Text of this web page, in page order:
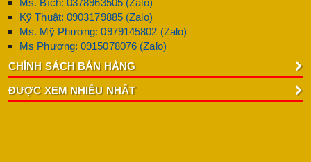
Ms. Bích: 0378963505 (Zalo)
Kỹ Thuật: 0903179885 (Zalo)
Ms. Mỹ Phương: 0979145802 (Zalo)
Ms Phương: 0915078076 (Zalo)
CHÍNH SÁCH BÁN HÀNG
ĐƯỢC XEM NHIỀU NHẤT